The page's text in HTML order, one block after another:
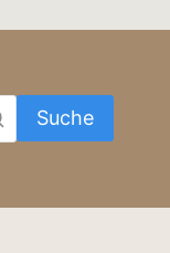
Suche